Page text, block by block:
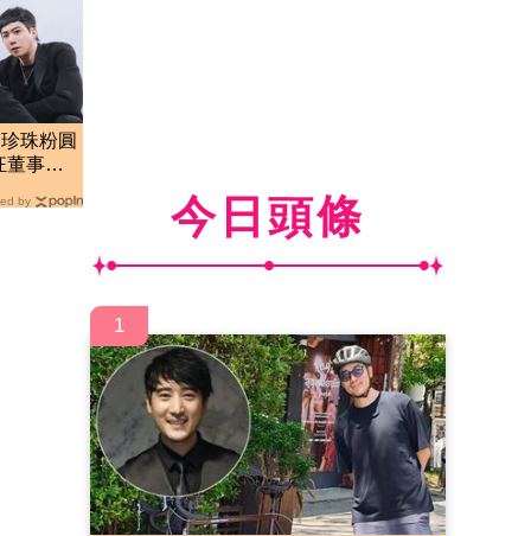
珠粉圓
事長
by 今日頭條
1